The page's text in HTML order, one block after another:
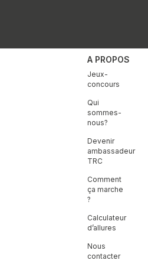
A PROPOS
Jeux-
concours
Qui
sommes-
nous?
Devenir
ambassadeur
TRC
Comment
ça marche
?
Calculateur
d’allures
Nous
contacter